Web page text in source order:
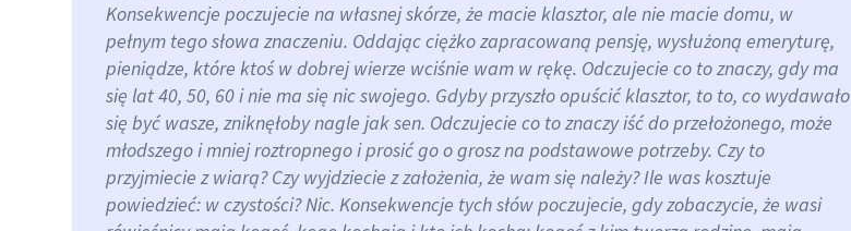
Konsekwencje poczujecie na własnej skórze, że macie klasztor, ale nie macie domu, w
pełnym tego słowa znaczeniu. Oddając ciężko zapracowaną pensję, wysłużoną emeryturę,
pieniądze, które ktoś w dobrej wierze wciśnie wam w rękę. Odczujecie co to znaczy, gdy ma
się lat 40, 50, 60 i nie ma się nic swojego. Gdyby przyszło opuścić klasztor, to to, co wydawało
się być wasze, zniknęłoby nagle jak sen. Odczujecie co to znaczy iść do przełożonego, może
młodszego i mniej roztropnego i prosić go o grosz na podstawowe potrzeby. Czy to
przyjmiecie z wiarą? Czy wyjdziecie z założenia, że wam się należy?Ile was kosztuje
powiedzieć: w czystości? Nic. Konsekwencje tych słów poczujecie, gdy zobaczycie, że wasi